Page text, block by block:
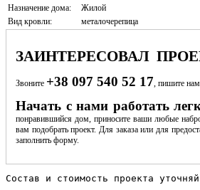
Назначение дома:
Жилой
Вид кровли:
металочерепица
ЗАИНТЕРЕСОВАЛ
Звоните +38 097 540 52 17 , пишите
Начать с нами работать
понравившийся дом, приносите ваши любые
вам подобрать проект. Для заказа или для
заполнить форму.
Состав и стоимость проекта